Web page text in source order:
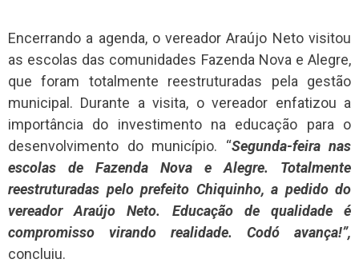
Encerrando a agenda, o vereador Araújo Neto visitou
as escolas das comunidades Fazenda Nova e Alegre,
que foram totalmente reestruturadas pela gestão
municipal. Durante a visita, o vereador enfatizou a
importância do investimento na educação para o
desenvolvimento do município. “Segunda-feira nas
escolas de Fazenda Nova e Alegre. Totalmente
reestruturadas pelo prefeito Chiquinho, a pedido do
vereador Araújo Neto. Educação de qualidade é
compromisso virando realidade. Codó avança!”,
concluiu.